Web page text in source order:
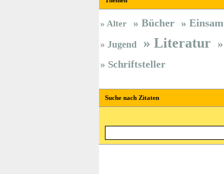
Alter Bücher Einsam
Jugend Literatur
Schriftsteller
Suche nach Zitaten